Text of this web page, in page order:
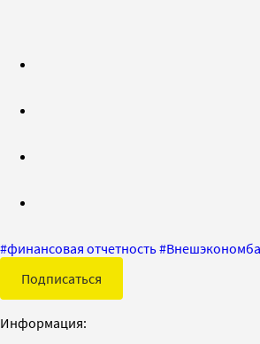
#финансовая отчетность#
Подписаться
Информация: